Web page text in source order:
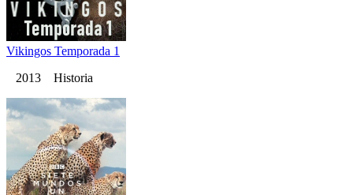
Vikingos Temporada 1
2013 Historia